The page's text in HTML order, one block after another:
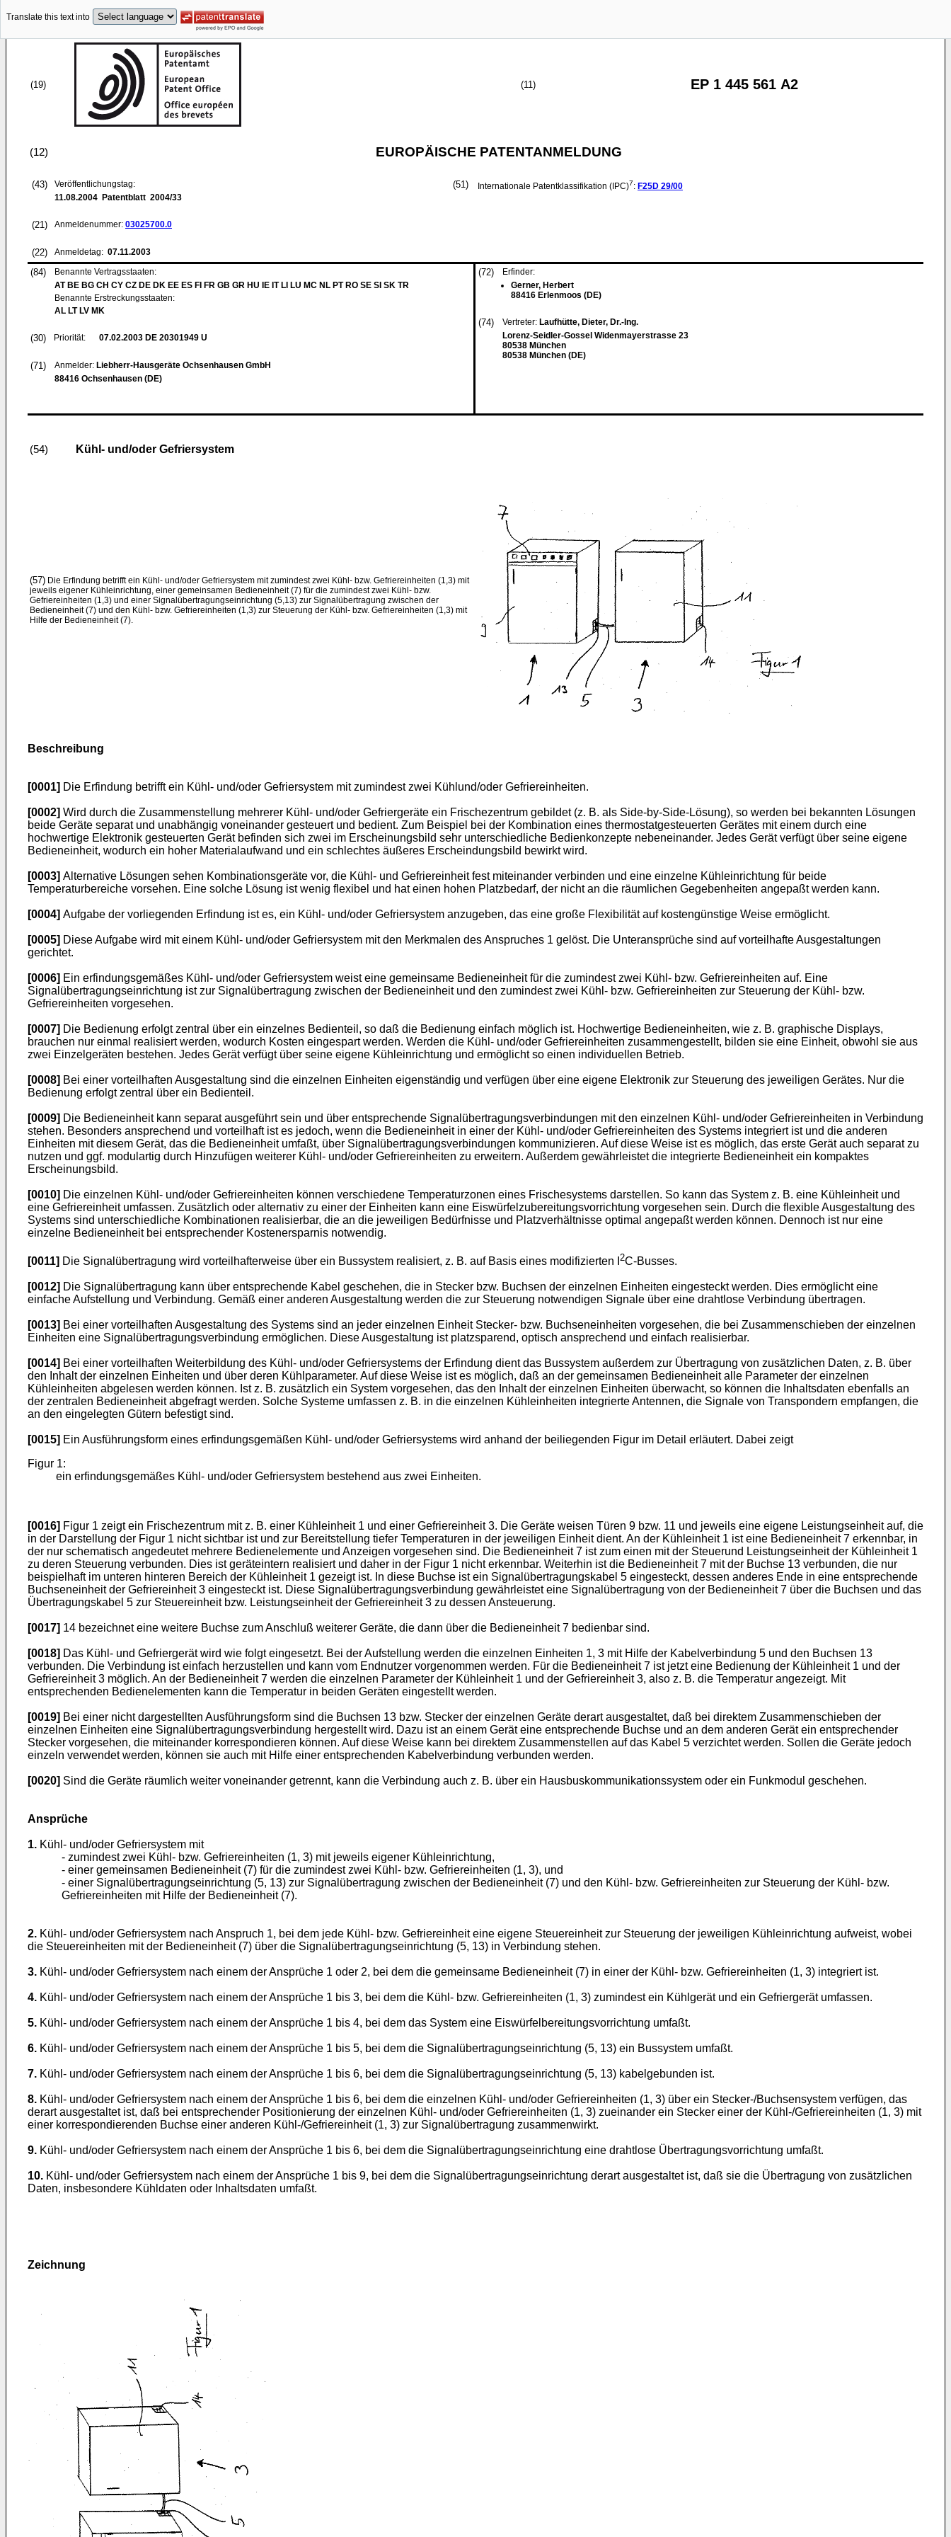
Translate this text into
(19) (11) EP 1 445 561 A2
(12) EUROPÄISCHE PATENTANMELDUNG
(43)
Veröffentlichungstag:
11.08.2004 Patentblatt 2004/33
(21) Anmeldenummer: 03025700.0
(22) Anmeldetag: 07.11.2003
(51) Internationale Patentklassifikation (IPC)7: F25D 29/00
(84)
Benannte Vertragsstaaten:
AT BE BG CH CY CZ DE DK EE ES FI FR GB GR HU IE IT LI LU MC NL PT RO SE SI SK TR
Benannte Erstreckungsstaaten:
AL LT LV MK
(30) Priorität: 07.02.2003 DE 20301949 U
(71) Anmelder: Liebherr-Hausgeräte Ochsenhausen GmbH
88416 Ochsenhausen (DE)
(72)
Erfinder:
Gerner, Herbert
88416 Erlenmoos (DE)
(74) Vertreter: Laufhütte, Dieter, Dr.-Ing.
Lorenz-Seidler-Gossel Widenmayerstrasse 23
80538 München
80538 München (DE)
(54) Kühl- und/oder Gefriersystem
(57) Die Erfindung betrifft ein Kühl- und/oder Gefriersystem mit zumindest zwei Kühl- bzw. Gefriereinheiten (1,3) mit
jeweils eigener Kühleinrichtung, einer gemeinsamen Bedieneinheit (7) für die zumindest zwei Kühl- bzw.
Gefriereinheiten (1,3) und einer Signalübertragungseinrichtung (5,13) zur Signalübertragung zwischen der
Bedieneinheit (7) und den Kühl- bzw. Gefriereinheiten (1,3) zur Steuerung der Kühl- bzw. Gefriereinheiten (1,3) mit
Hilfe der Bedieneinheit (7).
Beschreibung
[0001] Die Erfindung betrifft ein Kühl- und/oder Gefriersystem mit zumindest zwei Kühlund/oder Gefriereinheiten.
[0002] Wird durch die Zusammenstellung mehrerer Kühl- und/oder Gefriergeräte ein Frischezentrum gebildet (z. B. als Side-by-Side-Lösung), so werden bei bekannten Lösungen
beide Geräte separat und unabhängig voneinander gesteuert und bedient. Zum Beispiel bei der Kombination eines thermostatgesteuerten Gerätes mit einem durch eine
hochwertige Elektronik gesteuerten Gerät befinden sich zwei im Erscheinungsbild sehr unterschiedliche Bedienkonzepte nebeneinander. Jedes Gerät verfügt über seine eigene
Bedieneinheit, wodurch ein hoher Materialaufwand und ein schlechtes äußeres Erscheindungsbild bewirkt wird.
[0003] Alternative Lösungen sehen Kombinationsgeräte vor, die Kühl- und Gefriereinheit fest miteinander verbinden und eine einzelne Kühleinrichtung für beide
Temperaturbereiche vorsehen. Eine solche Lösung ist wenig flexibel und hat einen hohen Platzbedarf, der nicht an die räumlichen Gegebenheiten angepaßt werden kann.
[0004] Aufgabe der vorliegenden Erfindung ist es, ein Kühl- und/oder Gefriersystem anzugeben, das eine große Flexibilität auf kostengünstige Weise ermöglicht.
[0005] Diese Aufgabe wird mit einem Kühl- und/oder Gefriersystem mit den Merkmalen des Anspruches 1 gelöst. Die Unteransprüche sind auf vorteilhafte Ausgestaltungen
gerichtet.
[0006] Ein erfindungsgemäßes Kühl- und/oder Gefriersystem weist eine gemeinsame Bedieneinheit für die zumindest zwei Kühl- bzw. Gefriereinheiten auf. Eine
Signalübertragungseinrichtung ist zur Signalübertragung zwischen der Bedieneinheit und den zumindest zwei Kühl- bzw. Gefriereinheiten zur Steuerung der Kühl- bzw.
Gefriereinheiten vorgesehen.
[0007] Die Bedienung erfolgt zentral über ein einzelnes Bedienteil, so daß die Bedienung einfach möglich ist. Hochwertige Bedieneinheiten, wie z. B. graphische Displays,
brauchen nur einmal realisiert werden, wodurch Kosten eingespart werden. Werden die Kühl- und/oder Gefriereinheiten zusammengestellt, bilden sie eine Einheit, obwohl sie aus
zwei Einzelgeräten bestehen. Jedes Gerät verfügt über seine eigene Kühleinrichtung und ermöglicht so einen individuellen Betrieb.
[0008] Bei einer vorteilhaften Ausgestaltung sind die einzelnen Einheiten eigenständig und verfügen über eine eigene Elektronik zur Steuerung des jeweiligen Gerätes. Nur die
Bedienung erfolgt zentral über ein Bedienteil.
[0009] Die Bedieneinheit kann separat ausgeführt sein und über entsprechende Signalübertragungsverbindungen mit den einzelnen Kühl- und/oder Gefriereinheiten in Verbindung
stehen. Besonders ansprechend und vorteilhaft ist es jedoch, wenn die Bedieneinheit in einer der Kühl- und/oder Gefriereinheiten des Systems integriert ist und die anderen
Einheiten mit diesem Gerät, das die Bedieneinheit umfaßt, über Signalübertragungsverbindungen kommunizieren. Auf diese Weise ist es möglich, das erste Gerät auch separat zu
nutzen und ggf. modulartig durch Hinzufügen weiterer Kühl- und/oder Gefriereinheiten zu erweitern. Außerdem gewährleistet die integrierte Bedieneinheit ein kompaktes
Erscheinungsbild.
[0010] Die einzelnen Kühl- und/oder Gefriereinheiten können verschiedene Temperaturzonen eines Frischesystems darstellen. So kann das System z. B. eine Kühleinheit und
eine Gefriereinheit umfassen. Zusätzlich oder alternativ zu einer der Einheiten kann eine Eiswürfelzubereitungsvorrichtung vorgesehen sein. Durch die flexible Ausgestaltung des
Systems sind unterschiedliche Kombinationen realisierbar, die an die jeweiligen Bedürfnisse und Platzverhältnisse optimal angepaßt werden können. Dennoch ist nur eine
einzelne Bedieneinheit bei entsprechender Kostenersparnis notwendig.
[0011] Die Signalübertragung wird vorteilhafterweise über ein Bussystem realisiert, z. B. auf Basis eines modifizierten I 2C-Busses.
[0012] Die Signalübertragung kann über entsprechende Kabel geschehen, die in Stecker bzw. Buchsen der einzelnen Einheiten eingesteckt werden. Dies ermöglicht eine
einfache Aufstellung und Verbindung. Gemäß einer anderen Ausgestaltung werden die zur Steuerung notwendigen Signale über eine drahtlose Verbindung übertragen.
[0013] Bei einer vorteilhaften Ausgestaltung des Systems sind an jeder einzelnen Einheit Stecker- bzw. Buchseneinheiten vorgesehen, die bei Zusammenschieben der einzelnen
Einheiten eine Signalübertragungsverbindung ermöglichen. Diese Ausgestaltung ist platzsparend, optisch ansprechend und einfach realisierbar.
[0014] Bei einer vorteilhaften Weiterbildung des Kühl- und/oder Gefriersystems der Erfindung dient das Bussystem außerdem zur Übertragung von zusätzlichen Daten, z. B. über
den Inhalt der einzelnen Einheiten und über deren Kühlparameter. Auf diese Weise ist es möglich, daß an der gemeinsamen Bedieneinheit alle Parameter der einzelnen
Kühleinheiten abgelesen werden können. Ist z. B. zusätzlich ein System vorgesehen, das den Inhalt der einzelnen Einheiten überwacht, so können die Inhaltsdaten ebenfalls an
der zentralen Bedieneinheit abgefragt werden. Solche Systeme umfassen z. B. in die einzelnen Kühleinheiten integrierte Antennen, die Signale von Transpondern empfangen, die
an den eingelegten Gütern befestigt sind.
[0015] Ein Ausführungsform eines erfindungsgemäßen Kühl- und/oder Gefriersystems wird anhand der beiliegenden Figur im Detail erläutert. Dabei zeigt
Figur 1:
ein erfindungsgemäßes Kühl- und/oder Gefriersystem bestehend aus zwei Einheiten.
[0016] Figur 1 zeigt ein Frischezentrum mit z. B. einer Kühleinheit 1 und einer Gefriereinheit 3. Die Geräte weisen Türen 9 bzw. 11 und jeweils eine eigene Leistungseinheit auf, die
in der Darstellung der Figur 1 nicht sichtbar ist und zur Bereitstellung tiefer Temperaturen in der jeweiligen Einheit dient. An der Kühleinheit 1 ist eine Bedieneinheit 7 erkennbar, in
der nur schematisch angedeutet mehrere Bedienelemente und Anzeigen vorgesehen sind. Die Bedieneinheit 7 ist zum einen mit der Steuerund Leistungseinheit der Kühleinheit 1
zu deren Steuerung verbunden. Dies ist geräteintern realisiert und daher in der Figur 1 nicht erkennbar. Weiterhin ist die Bedieneinheit 7 mit der Buchse 13 verbunden, die nur
beispielhaft im unteren hinteren Bereich der Kühleinheit 1 gezeigt ist. In diese Buchse ist ein Signalübertragungskabel 5 eingesteckt, dessen anderes Ende in eine entsprechende
Buchseneinheit der Gefriereinheit 3 eingesteckt ist. Diese Signalübertragungsverbindung gewährleistet eine Signalübertragung von der Bedieneinheit 7 über die Buchsen und das
Übertragungskabel 5 zur Steuereinheit bzw. Leistungseinheit der Gefriereinheit 3 zu dessen Ansteuerung.
[0017] 14 bezeichnet eine weitere Buchse zum Anschluß weiterer Geräte, die dann über die Bedieneinheit 7 bedienbar sind.
[0018] Das Kühl- und Gefriergerät wird wie folgt eingesetzt. Bei der Aufstellung werden die einzelnen Einheiten 1, 3 mit Hilfe der Kabelverbindung 5 und den Buchsen 13
verbunden. Die Verbindung ist einfach herzustellen und kann vom Endnutzer vorgenommen werden. Für die Bedieneinheit 7 ist jetzt eine Bedienung der Kühleinheit 1 und der
Gefriereinheit 3 möglich. An der Bedieneinheit 7 werden die einzelnen Parameter der Kühleinheit 1 und der Gefriereinheit 3, also z. B. die Temperatur angezeigt. Mit
entsprechenden Bedienelementen kann die Temperatur in beiden Geräten eingestellt werden.
[0019] Bei einer nicht dargestellten Ausführungsform sind die Buchsen 13 bzw. Stecker der einzelnen Geräte derart ausgestaltet, daß bei direktem Zusammenschieben der
einzelnen Einheiten eine Signalübertragungsverbindung hergestellt wird. Dazu ist an einem Gerät eine entsprechende Buchse und an dem anderen Gerät ein entsprechender
Stecker vorgesehen, die miteinander korrespondieren können. Auf diese Weise kann bei direktem Zusammenstellen auf das Kabel 5 verzichtet werden. Sollen die Geräte jedoch
einzeln verwendet werden, können sie auch mit Hilfe einer entsprechenden Kabelverbindung verbunden werden.
[0020] Sind die Geräte räumlich weiter voneinander getrennt, kann die Verbindung auch z. B. über ein Hausbuskommunikationssystem oder ein Funkmodul geschehen.
Ansprüche
1. Kühl- und/oder Gefriersystem mit
- zumindest zwei Kühl- bzw. Gefriereinheiten (1, 3) mit jeweils eigener Kühleinrichtung,
- einer gemeinsamen Bedieneinheit (7) für die zumindest zwei Kühl- bzw. Gefriereinheiten (1, 3), und
- einer Signalübertragungseinrichtung (5, 13) zur Signalübertragung zwischen der Bedieneinheit (7) und den Kühl- bzw. Gefriereinheiten zur Steuerung der Kühl- bzw.
Gefriereinheiten mit Hilfe der Bedieneinheit (7).
2. Kühl- und/oder Gefriersystem nach Anspruch 1, bei dem jede Kühl- bzw. Gefriereinheit eine eigene Steuereinheit zur Steuerung der jeweiligen Kühleinrichtung aufweist, wobei
die Steuereinheiten mit der Bedieneinheit (7) über die Signalübertragungseinrichtung (5, 13) in Verbindung stehen.
3. Kühl- und/oder Gefriersystem nach einem der Ansprüche 1 oder 2, bei dem die gemeinsame Bedieneinheit (7) in einer der Kühl- bzw. Gefriereinheiten (1, 3) integriert ist.
4. Kühl- und/oder Gefriersystem nach einem der Ansprüche 1 bis 3, bei dem die Kühl- bzw. Gefriereinheiten (1, 3) zumindest ein Kühlgerät und ein Gefriergerät umfassen.
5. Kühl- und/oder Gefriersystem nach einem der Ansprüche 1 bis 4, bei dem das System eine Eiswürfelbereitungsvorrichtung umfaßt.
6. Kühl- und/oder Gefriersystem nach einem der Ansprüche 1 bis 5, bei dem die Signalübertragungseinrichtung (5, 13) ein Bussystem umfaßt.
7. Kühl- und/oder Gefriersystem nach einem der Ansprüche 1 bis 6, bei dem die Signalübertragungseinrichtung (5, 13) kabelgebunden ist.
8. Kühl- und/oder Gefriersystem nach einem der Ansprüche 1 bis 6, bei dem die einzelnen Kühl- und/oder Gefriereinheiten (1, 3) über ein Stecker-/Buchsensystem verfügen, das
derart ausgestaltet ist, daß bei entsprechender Positionierung der einzelnen Kühl- und/oder Gefriereinheiten (1, 3) zueinander ein Stecker einer der Kühl-/Gefriereinheiten (1, 3) mit
einer korrespondierenden Buchse einer anderen Kühl-/Gefriereinheit (1, 3) zur Signalübertragung zusammenwirkt.
9. Kühl- und/oder Gefriersystem nach einem der Ansprüche 1 bis 6, bei dem die Signalübertragungseinrichtung eine drahtlose Übertragungsvorrichtung umfaßt.
10. Kühl- und/oder Gefriersystem nach einem der Ansprüche 1 bis 9, bei dem die Signalübertragungseinrichtung derart ausgestaltet ist, daß sie die Übertragung von zusätzlichen
Daten, insbesondere Kühldaten oder Inhaltsdaten umfaßt.
Zeichnung